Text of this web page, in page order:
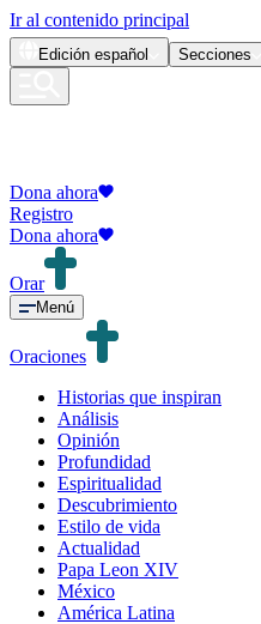
Ir al contenido principal
Edición español Secciones
Dona ahora
Registro
Dona ahora
Orar
Menú
Oraciones
Historias que inspiran
Análisis
Opinión
Profundidad
Espiritualidad
Descubrimiento
Estilo de vida
Actualidad
Papa Leon XIV
México
América Latina